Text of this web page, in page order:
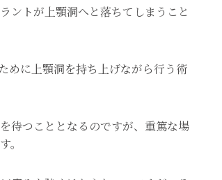
ントが上顎洞へと落ちてしまうこと
めに上顎洞を持ち上げながら行う術
待つこととなるのですが、重篤な場
。